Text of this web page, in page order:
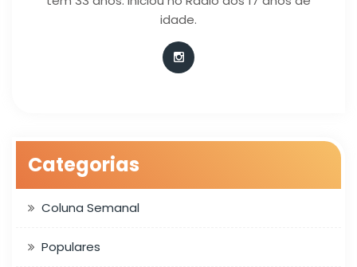
idade.
Categorias
Coluna Semanal
Populares